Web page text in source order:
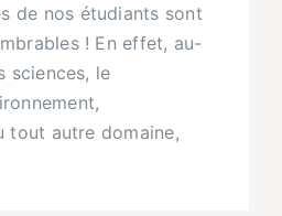
de nos étudiants sont
! En effet, au-
sciences, le
tout autre domaine,